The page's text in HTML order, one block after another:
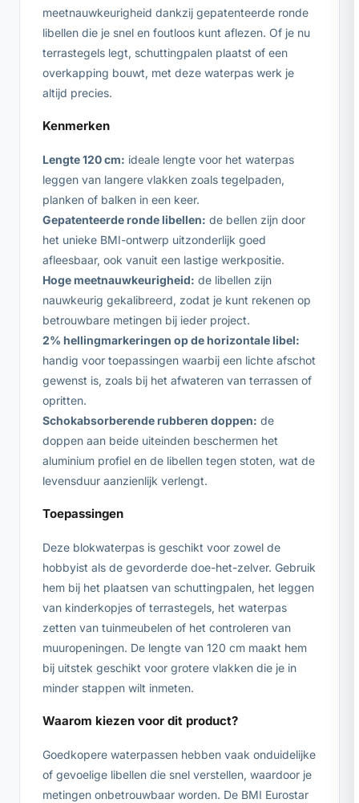
meetnauwkeurigheid dankzij gepatenteerde ronde
libellen die je snel en foutloos kunt aflezen. Of je nu
terrastegels legt, schuttingpalen plaatst of een
overkapping bouwt, met deze waterpas werk je
altijd precies.
Kenmerken
Lengte 120 cm: ideale lengte voor het waterpas
leggen van langere vlakken zoals tegelpaden,
planken of balken in een keer.
Gepatenteerde ronde libellen: de bellen zijn door
het unieke BMI-ontwerp uitzonderlijk goed
afleesbaar, ook vanuit een lastige werkpositie.
Hoge meetnauwkeurigheid: de libellen zijn
nauwkeurig gekalibreerd, zodat je kunt rekenen op
betrouwbare metingen bij ieder project.
2% hellingmarkeringen op de horizontale libel:
handig voor toepassingen waarbij een lichte afschot
gewenst is, zoals bij het afwateren van terrassen of
opritten.
Schokabsorberende rubberen doppen: de
doppen aan beide uiteinden beschermen het
aluminium profiel en de libellen tegen stoten, wat de
levensduur aanzienlijk verlengt.
Toepassingen
Deze blokwaterpas is geschikt voor zowel de
hobbyist als de gevorderde doe-het-zelver. Gebruik
hem bij het plaatsen van schuttingpalen, het leggen
van kinderkopjes of terrastegels, het waterpas
zetten van tuinmeubelen of het controleren van
muuropeningen. De lengte van 120 cm maakt hem
bij uitstek geschikt voor grotere vlakken die je in
minder stappen wilt inmeten.
Waarom kiezen voor dit product?
Goedkopere waterpassen hebben vaak onduidelijke
of gevoelige libellen die snel verstellen, waardoor je
metingen onbetrouwbaar worden. De BMI Eurostar